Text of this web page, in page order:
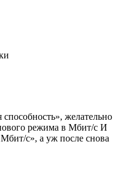
желательно
режима в Мбит/с И
с», а уж после снова